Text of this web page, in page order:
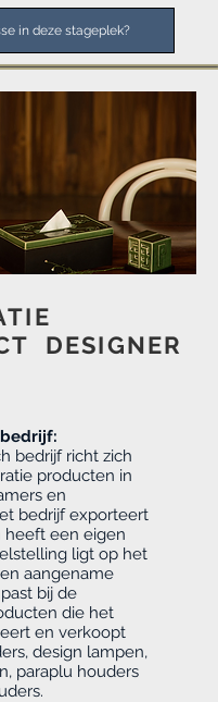
in deze stageplek?
DESIGNER
bedrijf richt zich
producten in
en
bedrijf exporteert
een eigen
ligt op het
aangename
bij de
die het
en verkoopt
design lampen,
paraplu houders